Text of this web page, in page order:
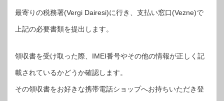
最寄りの税務署(Vergi Dairesi)に行き、支払い窓口(Vezne)で
上記の必要書類を提出します。
領収書を受け取った際、IMEI番号やその他の情報が正しく記
載されているかどうか確認します。
その領収書をお好きな携帯電話ショップへお持ちいただき登